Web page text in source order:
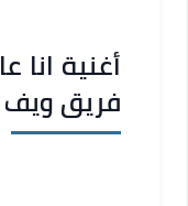
أغنية انا
فريق ويف